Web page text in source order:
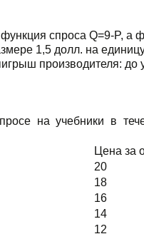
спроса Q=9-P,
1,5 долл. на
производителя: до
на учебники в
Цена за
20
18
16
14
12